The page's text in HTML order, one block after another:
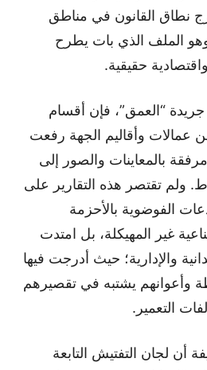
نطاق القانون في مناطق
الملف الذي بات يطرح
حقيقية.
“العمق”، فإن أقسام
عمالات وأقاليم الجهة رفعت
بالمعاينات والصور إلى
ولم تقتصر هذه التقارير على
الفوضوية بالأحزمة
غير المهيكلة، بل امتدت
والإدارية؛ حيث أدرجت فيها
وأعوانهم يشتبه في تقصيرهم
التعمير.
لجان التفتيش التابعة